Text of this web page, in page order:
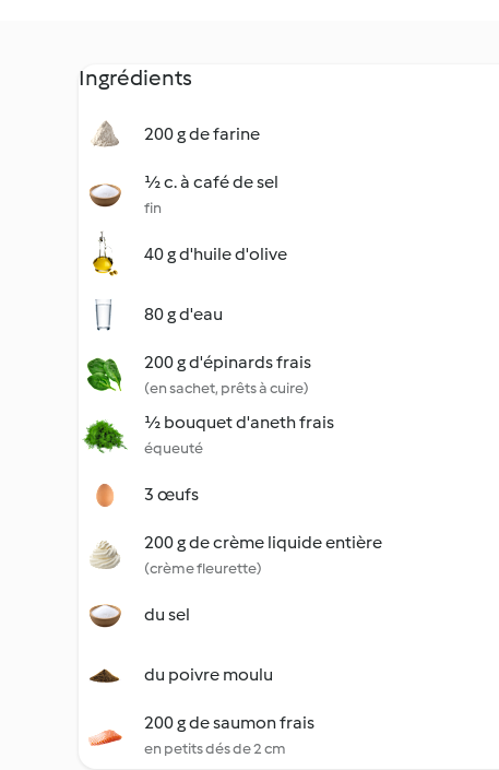
Ingrédients
200 g de farine
½ c. à café de sel
fin
40 g d'huile d'olive
80 g d'eau
200 g d'épinards frais
(en sachet, prêts à cuire)
½ bouquet d'aneth frais
équeuté
3 œufs
200 g de crème liquide entière
(crème fleurette)
du sel
du poivre moulu
200 g de saumon frais
en petits dés de 2 cm